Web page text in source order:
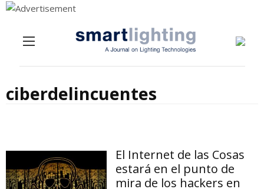
ciberdelincuentes
El Internet de las Cosas
estará en el punto de
mira de los hackers en